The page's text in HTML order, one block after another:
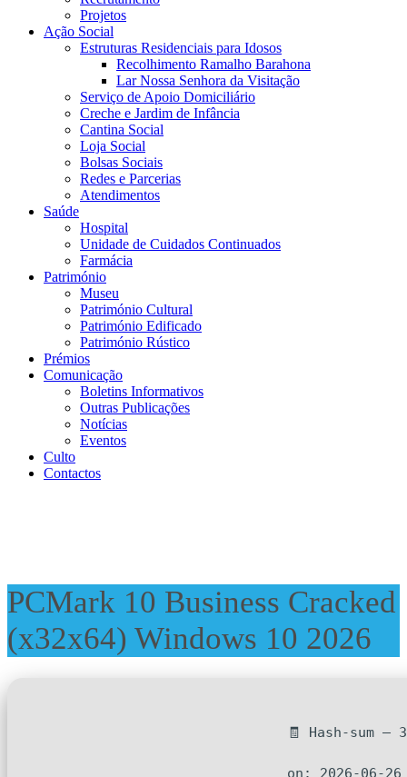
Projetos
Ação Social
Estruturas Residenciais para Idosos
Recolhimento Ramalho Barahona
Lar Nossa Senhora da Visitação
Serviço de Apoio Domiciliário
Creche e Jardim de Infância
Cantina Social
Loja Social
Bolsas Sociais
Redes e Parcerias
Atendimentos
Saúde
Hospital
Unidade de Cuidados Continuados
Farmácia
Património
Museu
Património Cultural
Património Edificado
Património Rústico
Prémios
Comunicação
Boletins Informativos
Outras Publicações
Notícias
Eventos
Culto
Contactos
PCMark 10 Business Cracked
(x32x64) Windows 10 2026
🧾 Hash-sum —